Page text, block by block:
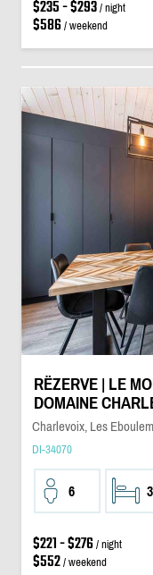
$235 - $293/ night
$586/ weekend
RËZERVE | LE
DOMAINE
Charlevoix, Les
DI-34070
6 3
$221 - $276/ night
$552/ weekend